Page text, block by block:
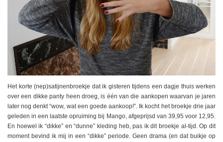
Het korte (nep)satijnenbroekje dat ik gisteren tijdens een dagje thuis werken
over een dikke panty heen droeg, is één van die aankopen waarvan je jaren
later nog denkt “wow, wat een goede aankoop!”. Ik kocht het broekje drie jaar
geleden in een laatste opruiming bij Mango, afgeprijsd van 39,95 voor 12,95.
En hoewel ik “dikke” en “dunne” kleding heb, pas ik dit broekje al-tijd. Op dit
moment bevind ik mij in een “dikke” periode. Geen drama (en dat buikje op